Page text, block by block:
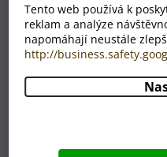
Tento web používá k
reklam a analýze
napomáhají neustále
http://